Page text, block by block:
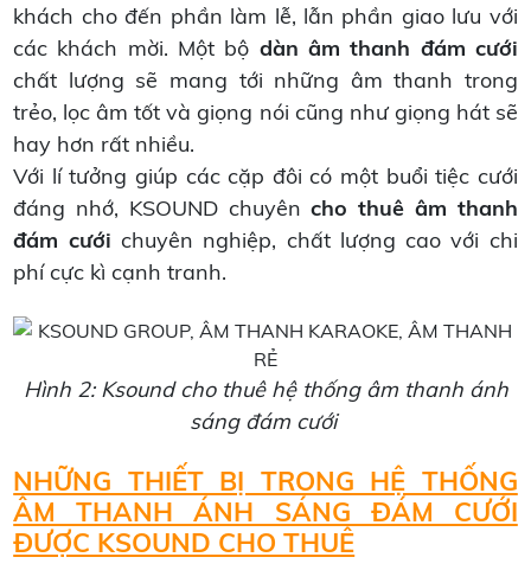
khách cho đến phần làm lễ, lẫn phần giao lưu với
các khách mời. Một bộ dàn âm thanh đám cưới
chất lượng sẽ mang tới những âm thanh trong
trẻo, lọc âm tốt và giọng nói cũng như giọng hát sẽ
hay hơn rất nhiều.
Với lí tưởng giúp các cặp đôi có một buổi tiệc cưới
đáng nhớ, KSOUND chuyêncho thuê âm thanh
đám cưới chuyên nghiệp, chất lượng cao với chi
phí cực kì cạnh tranh.
Hình 2: Ksound cho thuê hệ thống âm thanh ánh
sáng đám cưới
NHỮNG THIẾT BỊ TRONG HỆ THỐNG
ÂM THANH ÁNH SÁNG ĐÁM CƯỚI
ĐƯỢC KSOUND CHO THUÊ